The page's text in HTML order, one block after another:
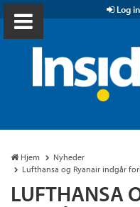
Log
Hjem
Nyheder
Lufthansa og Ryanair indgår
LUFTHANSA